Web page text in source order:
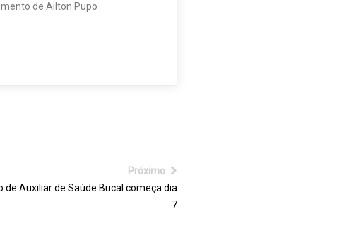
de Ailton Pupo
Próximo
de Auxiliar de Saúde Bucal começa dia
7